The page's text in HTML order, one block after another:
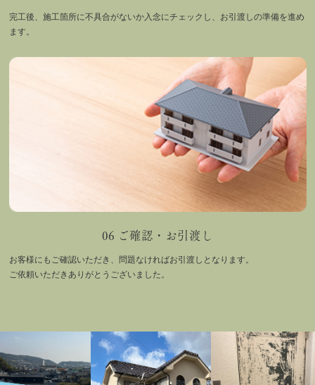
完工後、施工箇所に不具合がないか入念にチェックし、お引渡しの準備を進め
ます。
06 ご確認・お引渡し
お客様にもご確認いただき、問題なければお引渡しとなります。
ご依頼いただきありがとうございました。